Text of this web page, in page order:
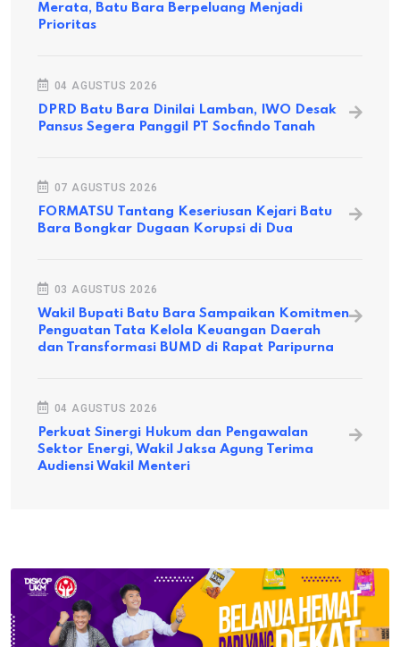
Merata, Batu Bara Berpeluang Menjadi
Prioritas
04 AGUSTUS 2026
DPRD Batu Bara Dinilai Lamban, IWO Desak
Pansus Segera Panggil PT Socfindo Tanah
07 AGUSTUS 2026
FORMATSU Tantang Keseriusan Kejari Batu
Bara Bongkar Dugaan Korupsi di Dua
03 AGUSTUS 2026
Wakil Bupati Batu Bara Sampaikan Komitmen
Penguatan Tata Kelola Keuangan Daerah
dan Transformasi BUMD di Rapat Paripurna
04 AGUSTUS 2026
Perkuat Sinergi Hukum dan Pengawalan
Sektor Energi, Wakil Jaksa Agung Terima
Audiensi Wakil Menteri